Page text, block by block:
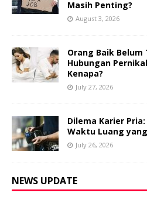
Masih Penting?
August 3, 2026
Orang Baik
Hubungan
Kenapa?
July 27, 2026
Dilema Karier
Waktu Luang
July 26, 2026
NEWS UPDATE